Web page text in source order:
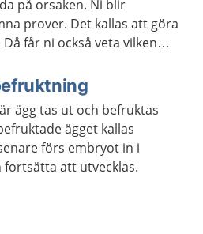
på orsaken. Ni blir
prover. Det kallas att göra
får ni också veta vilken
ägg tas ut och befruktas
ägget kallas
förs embryot in i
att utvecklas.